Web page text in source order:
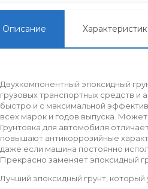
Описание
Двухкомпонентный эпоксидный
грузовых транспортных средств и
быстро и с максимальной
всех марок и годов выпуска.
Грунтовка для автомобиля
повышают антикоррозийные
даже если машина постоянно
Прекрасно заменяет эпоксидный
Лучший эпоксидный грунт,